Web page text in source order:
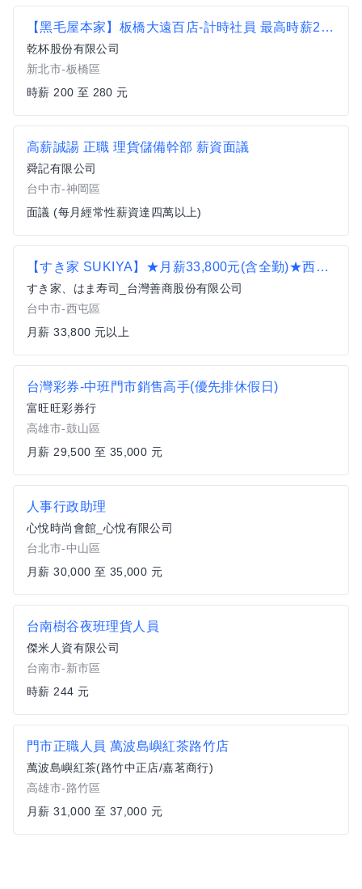
【黑毛屋本家】板橋大遠百店-計時社員 最高時薪280元 (歡迎無經驗可)-F18P4
乾杯股份有限公司
新北市-板橋區
時薪 200 至 280 元
高薪誠諹 正職 理貨儲備幹部 薪資面議
舜記有限公司
台中市-神岡區
面議 (每月經常性薪資達四萬以上)
【すき家 SUKIYA】★月薪33,800元(含全勤)★西屯市政誠品480店 全職
すき家、はま寿司_台灣善商股份有限公司
台中市-西屯區
月薪 33,800 元以上
台灣彩券-中班門市銷售高手(優先排休假日)
富旺旺彩券行
高雄市-鼓山區
月薪 29,500 至 35,000 元
人事行政助理
心悅時尚會館_心悅有限公司
台北市-中山區
月薪 30,000 至 35,000 元
台南樹谷夜班理貨人員
傑米人資有限公司
台南市-新市區
時薪 244 元
門市正職人員 萬波島嶼紅茶路竹店
萬波島嶼紅茶(路竹中正店/嘉茗商行)
高雄市-路竹區
月薪 31,000 至 37,000 元